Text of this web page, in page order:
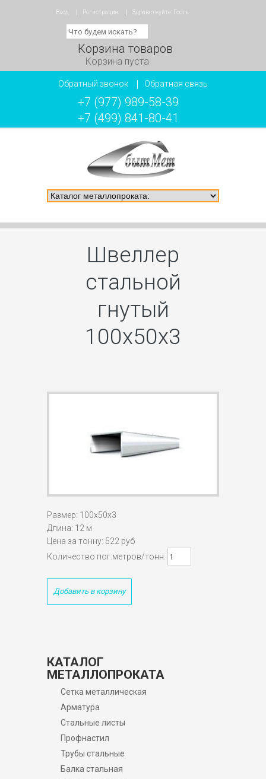
Вход Регистрация Здравствуйте: Гость
Корзина товаров
Корзина пуста
Обратный звонок Обратная связь
+7 (977) 989-58-39
+7 (499) 841-80-41
Швеллер
стальной
гнутый
100х50х3
Размер: 100х50х3
Длина: 12 м
Цена за тонну: 522 руб
Количество пог.метров/тонн:
Добавить в корзину
КАТАЛОГ
МЕТАЛЛОПРОКАТА
Сетка металлическая
Арматура
Стальные листы
Профнастил
Трубы стальные
Балка стальная